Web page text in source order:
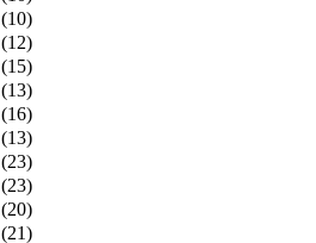
(10)
(12)
(15)
(13)
(16)
(13)
(23)
(23)
(20)
(21)